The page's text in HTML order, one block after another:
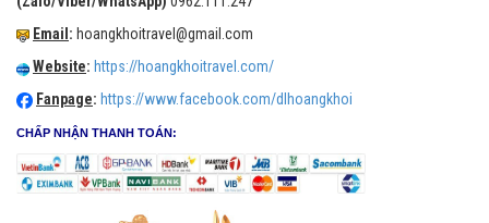
Email : hoangkhoitravel@gmail.com
Website: https://hoangkhoitravel.com/
Fanpage: https://www.facebook.com/dlhoangkhoi
CHẤP NHẬN THANH TOÁN: